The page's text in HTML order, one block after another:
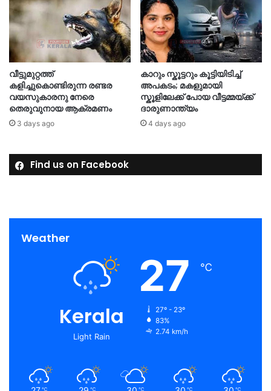
വീട്ടുമുറ്റത്ത്
കളിച്ചുകൊണ്ടിരുന്ന രണ്ടര
വയസുകാരനു നേരെ
തെരുവുനായ ആക്രമണം
3 days ago
കാറും സ്കൂട്ടറും കൂട്ടിയിടിച്ച്
അപകടം; മകളുമായി
സ്കൂളിലേക്ക് പോയ വീട്ടമ്മയ്ക്ക്
ദാരുണാന്ത്യം
4 days ago
Find us on Facebook
Weather
Kerala
Light Rain
27 ℃
27º - 23º
83%
2.74 km/h
℃ ℃ ℃ ℃ ℃